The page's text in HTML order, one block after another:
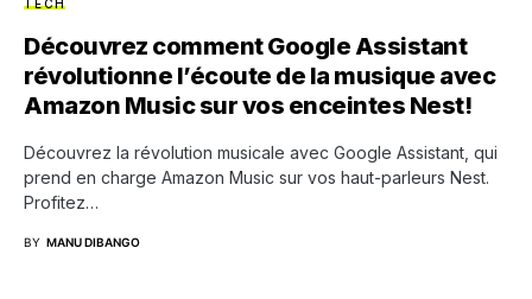
TECH
Découvrez comment Google Assistant
révolutionne l’écoute de la musique avec
Amazon Music sur vos enceintes Nest!
Découvrez la révolution musicale avec Google Assistant, qui
prend en charge Amazon Music sur vos haut-parleurs Nest.
Profitez…
BY MANU DIBANGO